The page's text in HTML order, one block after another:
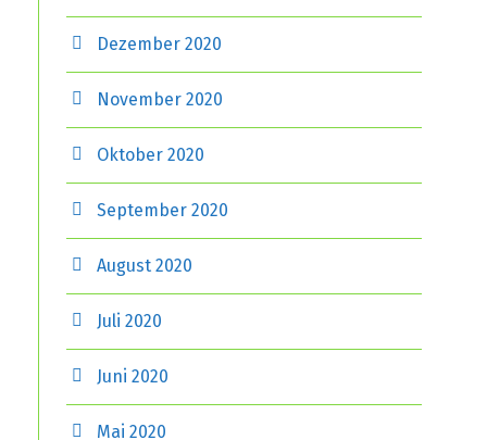
Dezember 2020
November 2020
Oktober 2020
September 2020
August 2020
Juli 2020
Juni 2020
Mai 2020